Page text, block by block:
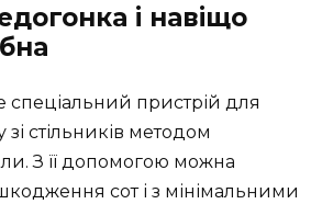
і навіщо
пристрій для
стільників методом
З її допомогою можна
сот і з мінімальними